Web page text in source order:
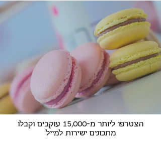
הצטרפו ליותר מ-15,000 עוקבים וקבלו
מתכונים ישירות למייל